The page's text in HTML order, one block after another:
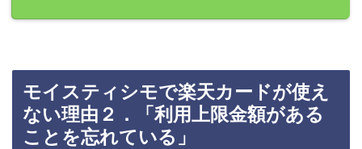
モイスティシモで楽天カードが使え
ない理由２．「利用上限金額がある
ことを忘れている」